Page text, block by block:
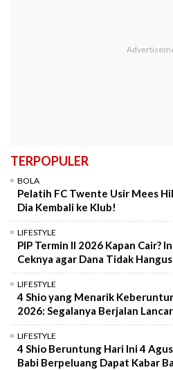
TERPOPULER
BOLA
Pelatih FC Twente Usir Mees
Dia Kembali ke Klub!
LIFESTYLE
PIP Termin II 2026 Kapan Cair?
Ceknya agar Dana Tidak
LIFESTYLE
4 Shio yang Menarik
2026: Segalanya Berjalan Lancar
LIFESTYLE
4 Shio Beruntung Hari Ini 4
Babi Berpeluang Dapat Kabar